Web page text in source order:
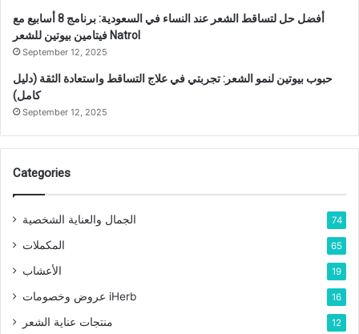
أفضل حل لتساقط الشعر عند النساء في السعودية: برنامج 8 أسابيع مع
فيتامين بيوتين للشعر Natrol
September 12, 2025
حبوب بيوتين لنمو الشعر: تجربتي في علاج التساقط واستعادة الثقة (دليل
كامل)
September 12, 2025
Categories
الجمال والعناية الشخصية 74
المكملات 65
الأعشاب 19
عروض وخصومات iHerb 16
منتجات عناية الشعر 12